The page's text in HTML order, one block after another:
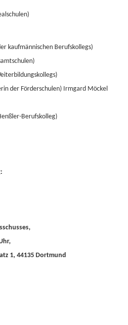
kaufmännischen Berufskollegs)
der Förderschulen) Irmgard Möckel
Berufskolleg)
1, 44135 Dortmund